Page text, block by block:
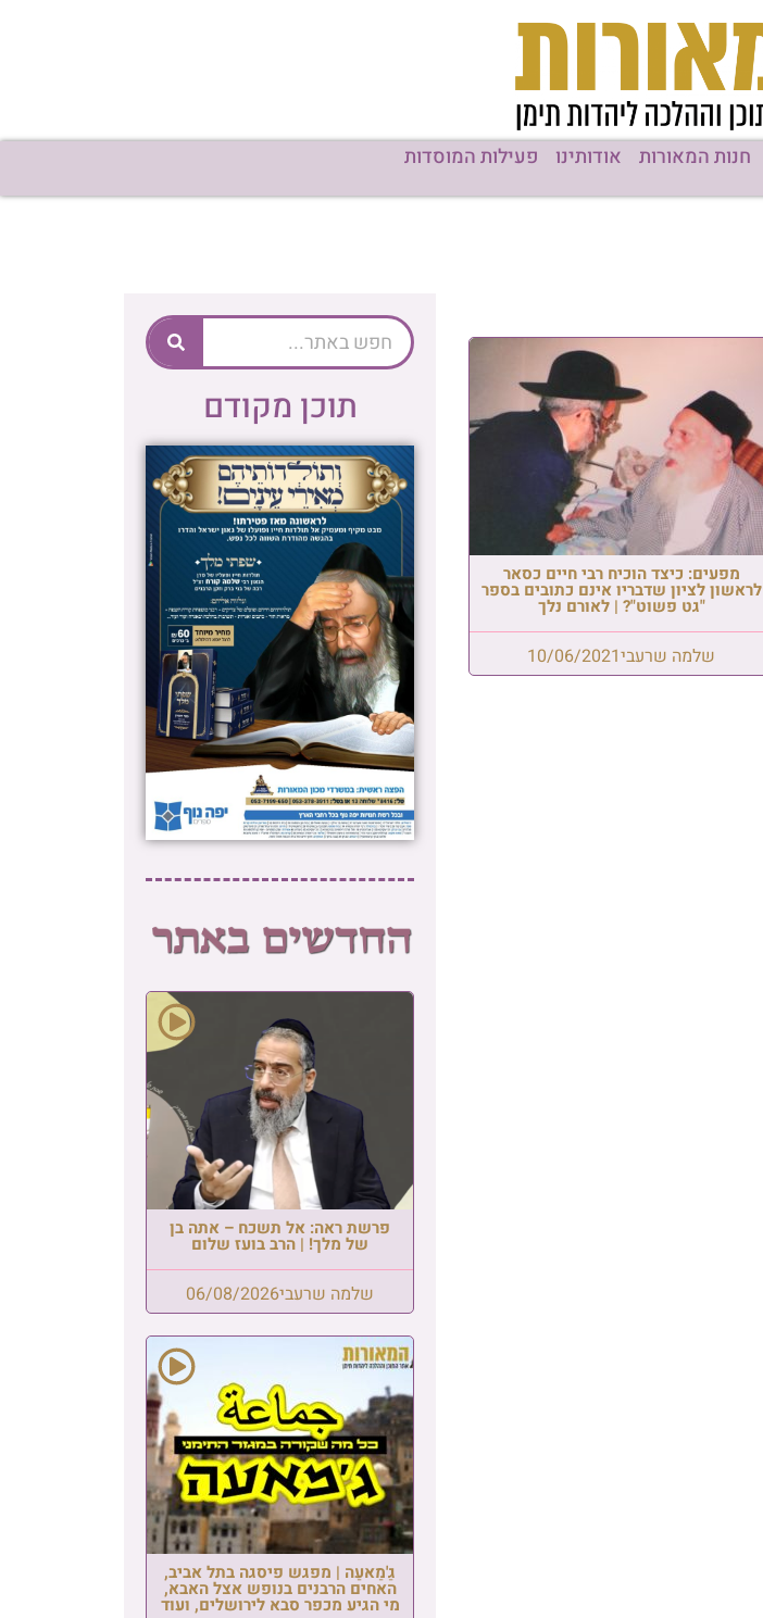
חנות המאורות אודותינו פעילות המוסדות
מפעים: כיצד הוכיח רבי חיים כסאר
לראשון לציון שדבריו אינם כתובים בספר
"גט פשוט"? | לאורם נלך
שלמה שרעבי10/06/2021
תוכן מקודם
פרשת ראה: אל תשכח – אתה בן
של מלך! | הרב בועז שלום
שלמה שרעבי06/08/2026
גַ'מַאעַה | מפגש פיסגה בתל אביב,
האחים הרבנים בנופש אצל האבא,
מי הגיע מכפר סבא לירושלים, ועוד